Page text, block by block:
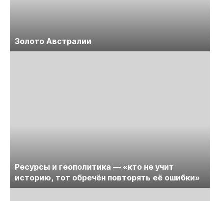
Золото Австралии
Ресурсы и геополитика — «кто не учит
историю, тот обречён повторять её ошибки»